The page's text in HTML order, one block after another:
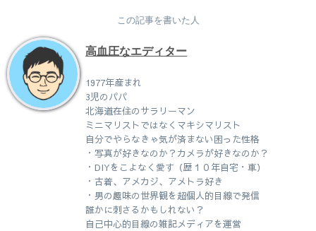
この記事を書いた人
高血圧なエディター
1977年産まれ
3児のパパ
北海道在住のサラリーマン
ミニマリストではなくマキシマリスト
自分でやらなきゃ気が済まない困った性格
・写真が好きなのか？カメラが好きなのか？
・DIYをこよなく愛す（歴１０年自宅・車）
・古着、アメカジ、アメトラ好き
・男の趣味の世界観を超個人的目線で発信
誰かに刺さるかもしれない？
自己中心的目線の雑記メディアを運営